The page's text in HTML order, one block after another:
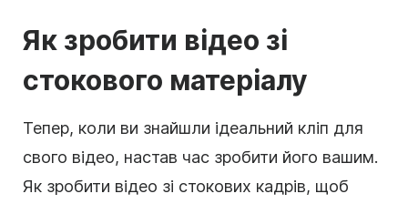
Як зробити відео зі
стокового матеріалу
Тепер, коли ви знайшли ідеальний кліп для
свого відео, настав час зробити його вашим.
Як зробити відео зі стокових кадрів, щоб